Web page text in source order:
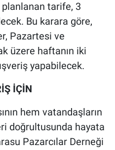
planlanan tarife, 3
Bu karara göre,
Pazartesi ve
üzere haftanın iki
yapabilecek.
İÇİN
hem vatandaşların
doğrultusunda hayata
Pazarcılar Derneği